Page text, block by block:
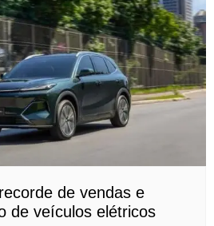
de vendas e
de veículos elétricos